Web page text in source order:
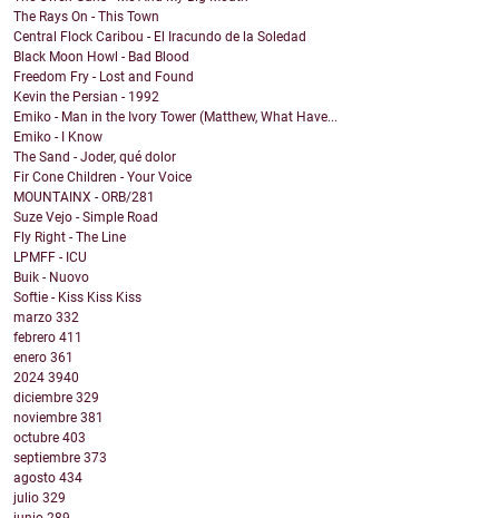
The Rays On - This Town
Central Flock Caribou - El Iracundo de la Soledad
Black Moon Howl - Bad Blood
Freedom Fry - Lost and Found
Kevin the Persian - 1992
Emiko - Man in the Ivory Tower (Matthew, What Have...
Emiko - I Know
The Sand - Joder, qué dolor
Fir Cone Children - Your Voice
MOUNTAINX - ORB/281
Suze Vejo - Simple Road
Fly Right - The Line
LPMFF - ICU
Buik - Nuovo
Softie - Kiss Kiss Kiss
marzo 332
febrero 411
enero 361
2024 3940
diciembre 329
noviembre 381
octubre 403
septiembre 373
agosto 434
julio 329